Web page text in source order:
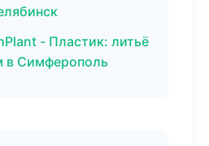
- Пластик: литьё
в Симферополь